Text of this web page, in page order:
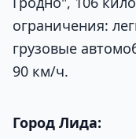
ограничения:
грузовые
90 км/ч.
Город Лида: